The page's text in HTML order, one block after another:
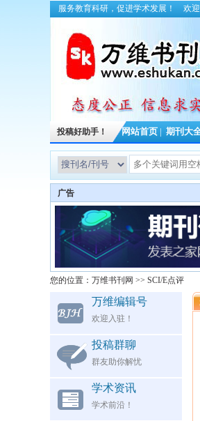
服务教育科研，促进学术发展！ 欢
投稿好助手！ 网站首页 期刊大
广告
您的位置： 万维书刊网 >> SCI/E点评
万维编辑号
欢迎入驻！
投稿群聊
群友助你解忧
学术资讯
学术前沿！